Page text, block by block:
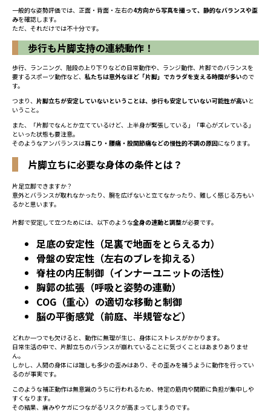
一般的な姿勢評価では、正面・背面・左右の4方向から写真を撮って、静的なバランスや歪
みを確認します。
ただ、それだけでは不十分です。
歩行も片脚支持の連続動作！
歩行、ランニング、階段の上り下りなどの日常動作や、ランジ動作、片脚でのバランスを
要するスポーツ動作など、 私たちは意外なほど「片脚」でカラダを支える時間が多いので
す。
つまり、 片脚立ちが安定していないということは、歩行も安定していない可能性が高い と
いうこと。
また、「片脚でなんとか立てているけど、上半身が緊張している」「重心がズレている」
といった状態も要注意。
そのようなアンバランスは肩こり・腰痛・股関節痛などの慢性的不調の原因になります。
片脚立ちに必要な身体の条件とは？
片足立脚できますか？
意外とバランスが取れなかったり、腕を広げないと立てなかったり、難しく感じる方もい
るかと思います。
片脚で安定して立つためには、以下のような全身の連動と調整が必要です。
足底の安定性（足裏で地面をとらえる力）
骨盤の安定性（左右のブレを抑える）
脊柱の内圧制御（インナーユニットの活性）
胸郭の拡張（呼吸と姿勢の連動）
COG（重心）の適切な移動と制御
脳の平衡感覚（前庭、半規管など）
どれか一つでも欠けると、動作に無理が生じ、身体にストレスがかかります。
日常生活の中で、片脚立ちのバランスが崩れていることに気づくことはあまりありませ
ん。
しかし、人間の身体には誰しも多少の歪みはあり、その歪みを補うように動作を行ってい
るのが事実です。
このような補正動作は無意識のうちに行われるため、特定の筋肉や関節に負担が集中しや
すくなります。
その結果、痛みやケガにつながるリスクが高まってしまうのです。